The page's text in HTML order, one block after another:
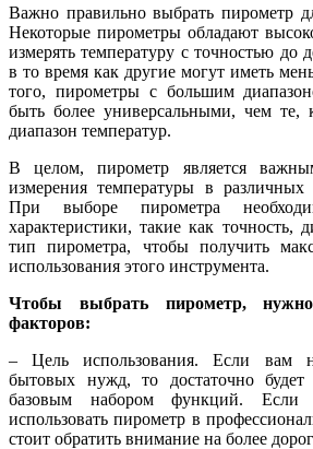
Важно правильно выбрать пирометр
Некоторые пирометры обладают
измерять температуру с точностью до
в то время как другие могут иметь
того, пирометры с большим
быть более универсальными, чем те,
диапазон температур.
В целом, пирометр является
измерения температуры в различных
При выборе пирометра
характеристики, такие как точность,
тип пирометра, чтобы получить
использования этого инструмента.
Чтобы выбрать пирометр, нужно
факторов:
– Цель использования. Если вам
бытовых нужд, то достаточно
базовым набором функций.
использовать пирометр в
стоит обратить внимание на более